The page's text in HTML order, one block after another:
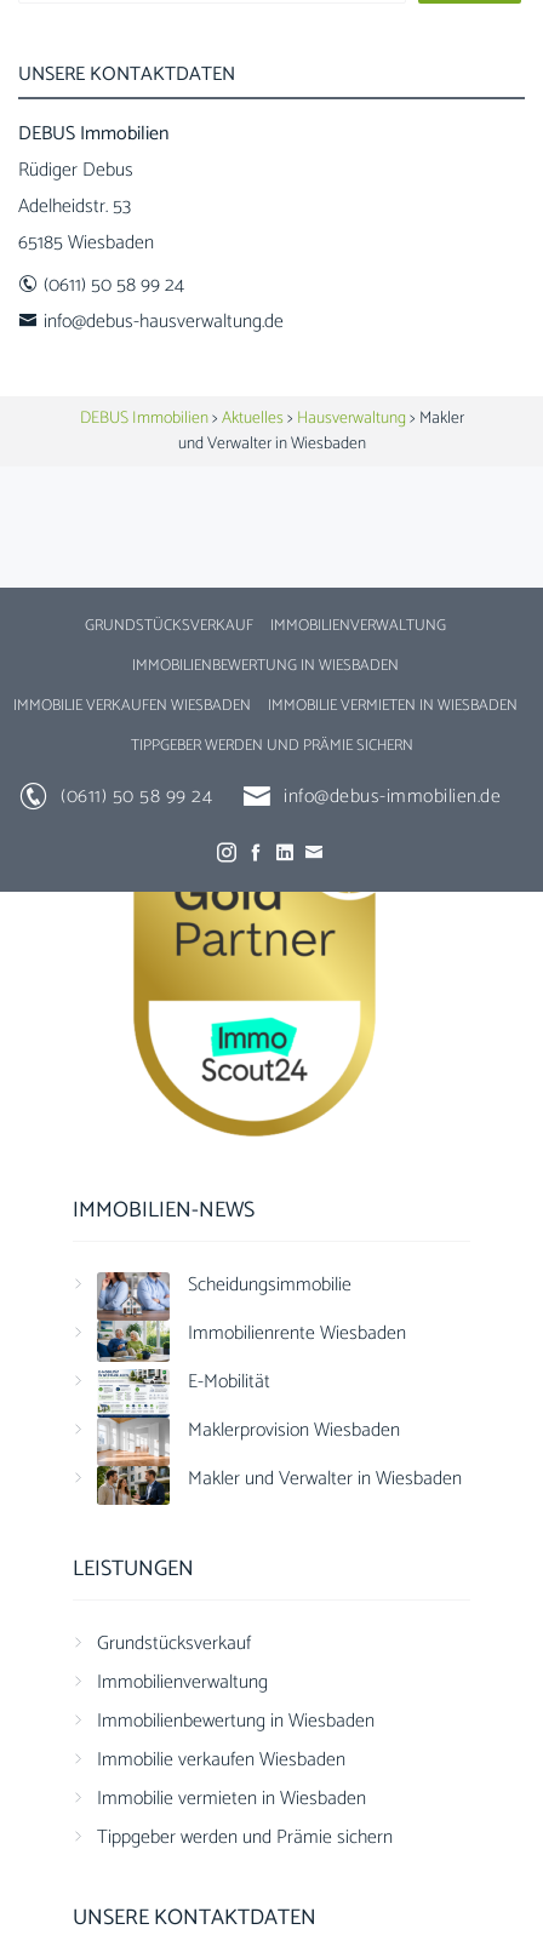
UNSERE KONTAKTDATEN
DEBUS Immobilien
Rüdiger Debus
Adelheidstr. 53
65185 Wiesbaden
(0611) 50 58 99 24
info@debus-hausverwaltung.de
DEBUS Immobilien>Aktuelles> Hausverwaltung> Makler
und Verwalter in Wiesbaden
GRUNDSTÜCKSVERKAUF
IMMOBILIENVERWALTUNG
IMMOBILIENBEWERTUNG IN WIESBADEN
IMMOBILIE VERKAUFEN WIESBADEN
IMMOBILIE VERMIETEN IN WIESBADEN
TIPPGEBER WERDEN UND PRÄMIE SICHERN
(0611) 50 58 99 24 info@debus-immobilien.de
IMMOBILIEN-NEWS
Scheidungsimmobilie
Immobilienrente Wiesbaden
E-Mobilität
Maklerprovision Wiesbaden
Makler und Verwalter in Wiesbaden
LEISTUNGEN
Grundstücksverkauf
Immobilienverwaltung
Immobilienbewertung in Wiesbaden
Immobilie verkaufen Wiesbaden
Immobilie vermieten in Wiesbaden
Tippgeber werden und Prämie sichern
UNSERE KONTAKTDATEN